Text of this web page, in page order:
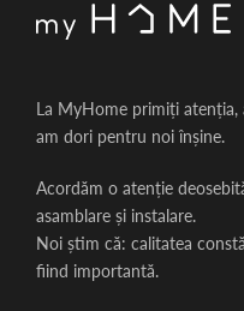
La MyHome primiți atenția,
am dori pentru noi înșine.
Acordăm o atenție
asamblare și instalare.
Noi știm că: calitatea
fiind importantă.